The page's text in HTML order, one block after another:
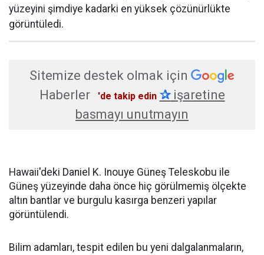
yüzeyini şimdiye kadarki en yüksek çözünürlükte
görüntüledi.
Sitemize destek olmak için
Haberler
'de takip edin ✰işaretine
basmayı unutmayın
Hawaii'deki Daniel K. Inouye Güneş Teleskobu ile
Güneş yüzeyinde daha önce hiç görülmemiş ölçekte
altın bantlar ve burgulu kasırga benzeri yapılar
görüntülendi.
Bilim adamları, tespit edilen bu yeni dalgalanmaların,